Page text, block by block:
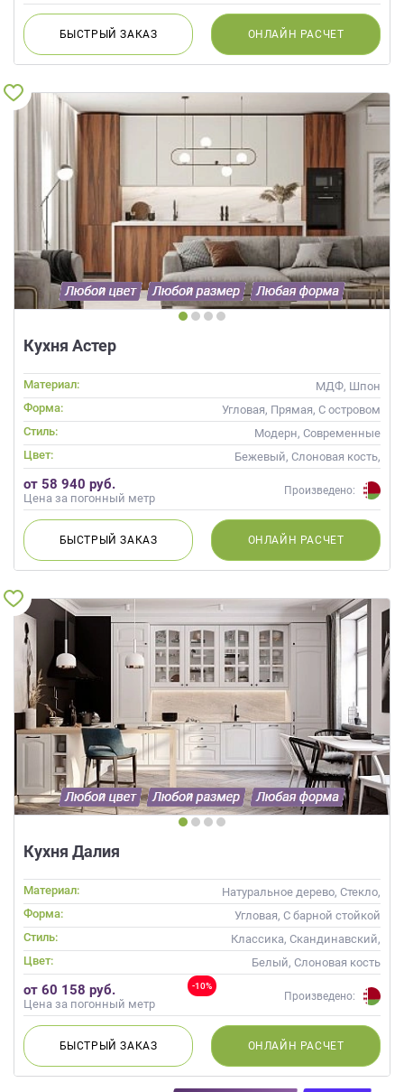
БЫСТРЫЙЗАКАЗ ОНЛАЙН РАСЧЕТ
Кухня Астер
Материал:
МДФ, Шпон
Форма:
Угловая, Прямая, С островом
Стиль:
Модерн, Современные
Цвет:
Бежевый, Слоновая кость,
Кремовый, Коричневый,
Капучино
от 58 940 руб.
Цена за погонный метр
Произведено:
БЫСТРЫЙЗАКАЗ ОНЛАЙН РАСЧЕТ
Кухня Далия
Материал:
Натуральное дерево, Стекло,
Массив
Форма:
Угловая, С барной стойкой
Стиль:
Классика, Скандинавский,
Неоклассика
Цвет: Белый, Слоновая кость
-10%
от 60 158 руб.
Цена за погонный метр
Произведено:
БЫСТРЫЙЗАКАЗ ОНЛАЙН РАСЧЕТ